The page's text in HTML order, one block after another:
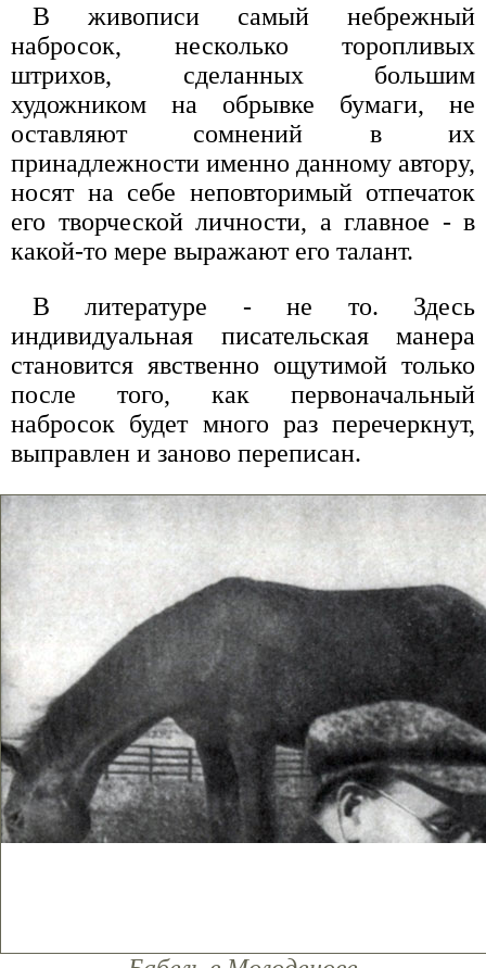
В живописи самый небрежный
набросок, несколько торопливых
штрихов, сделанных большим
художником на обрывке бумаги, не
оставляют сомнений в их
принадлежности именно данному автору,
носят на себе неповторимый отпечаток
его творческой личности, а главное - в
какой-то мере выражают его талант.
В литературе - не то. Здесь
индивидуальная писательская манера
становится явственно ощутимой только
после того, как первоначальный
набросок будет много раз перечеркнут,
выправлен и заново переписан.